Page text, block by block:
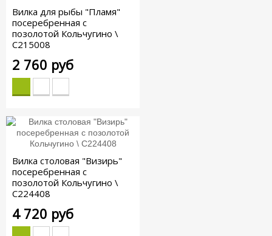
Вилка для рыбы "Пламя"
посеребренная с
позолотой Кольчугино \
С215008
2 760 руб
Вилка столовая "Визирь"
посеребренная с
позолотой Кольчугино \
С224408
4 720 руб